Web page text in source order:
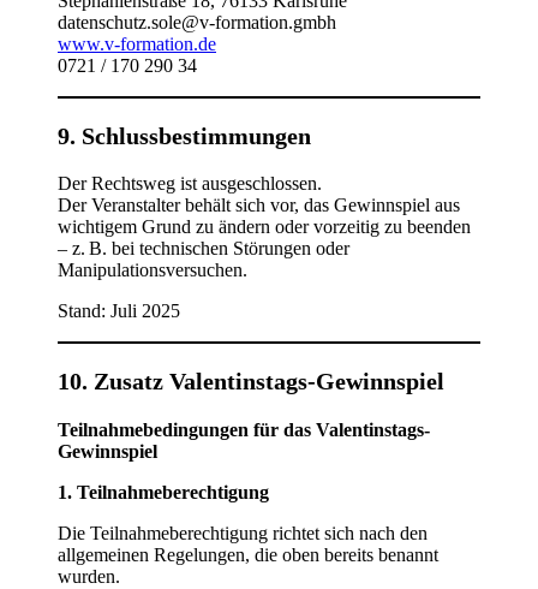
datenschutz.sole@v-formation.gmbh
www.v-formation.de
0721 / 170 290 34
9. Schlussbestimmungen
Der Rechtsweg ist ausgeschlossen.
Der Veranstalter behält sich vor, das Gewinnspiel aus
wichtigem Grund zu ändern oder vorzeitig zu beenden
– z. B. bei technischen Störungen oder
Manipulationsversuchen.
Stand: Juli 2025
10. Zusatz Valentinstags-Gewinnspiel
Teilnahmebedingungen für das Valentinstags-
Gewinnspiel
1. Teilnahmeberechtigung
Die Teilnahmeberechtigung richtet sich nach den
allgemeinen Regelungen, die oben bereits benannt
wurden.